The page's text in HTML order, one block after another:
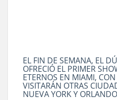
EL FIN DE SEMANA, EL
OFRECIÓ EL PRIMER
ETERNOS EN MIAMI,
VISITARÁN OTRAS
NUEVA YORK Y ORLANDO